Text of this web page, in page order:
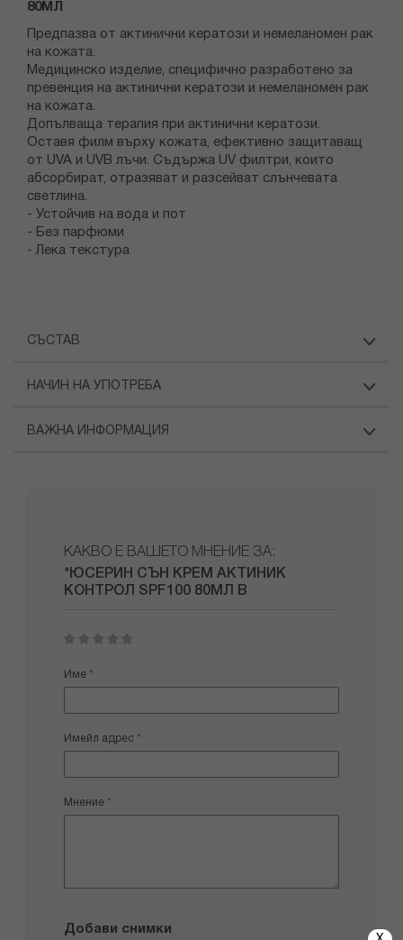
80МЛ
Предпазва от актинични кератози и немеланомен рак
на кожата.
Медицинско изделие, специфично разработено за
превенция на актинични кератози и немеланомен рак
на кожата.
Допълваща терапия при актинични кератози.
Оставя филм върху кожата, ефективно защитаващ
от UVA и UVB лъчи. Съдържа UV филтри, които
абсорбират, отразяват и разсейват слънчевата
светлина.
- Устойчив на вода и пот
- Без парфюми
- Лека текстура
СЪСТАВ
НАЧИН НА УПОТРЕБА
ВАЖНА ИНФОРМАЦИЯ
КАКВО Е ВАШЕТО МНЕНИЕ ЗА:
*ЮСЕРИН СЪН КРЕМ АКТИНИК
КОНТРОЛ SPF100 80МЛ В
star
stars
stars
stars
stars
Име
Имейл адрес
Мнение
Добави снимки